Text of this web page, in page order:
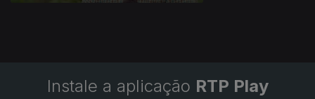
Instale a aplicação RTP Play